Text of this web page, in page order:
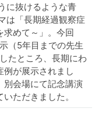
に抜けるような青
は「長期経過観察症
求めて～」。今回
（5年目までの先生
たところ、長期にわ
例が展示されまし
別会場にて記念講演
ただきました。